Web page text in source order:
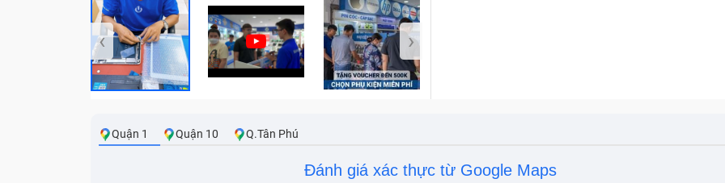
‹ ›
Quận 1 Quận 10 Q.Tân Phú
Đánh giá xác thực từ Google Maps